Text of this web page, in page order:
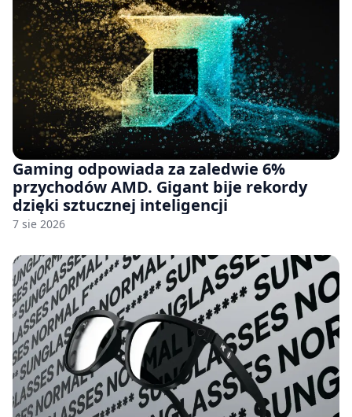
Gaming odpowiada za zaledwie 6%
przychodów AMD. Gigant bije rekordy
dzięki sztucznej inteligencji
7 sie 2026